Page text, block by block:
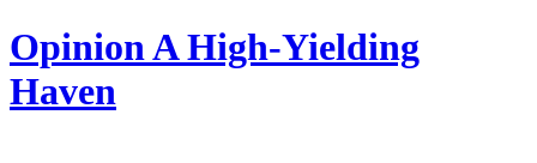
OpinionA High-Yielding
Haven